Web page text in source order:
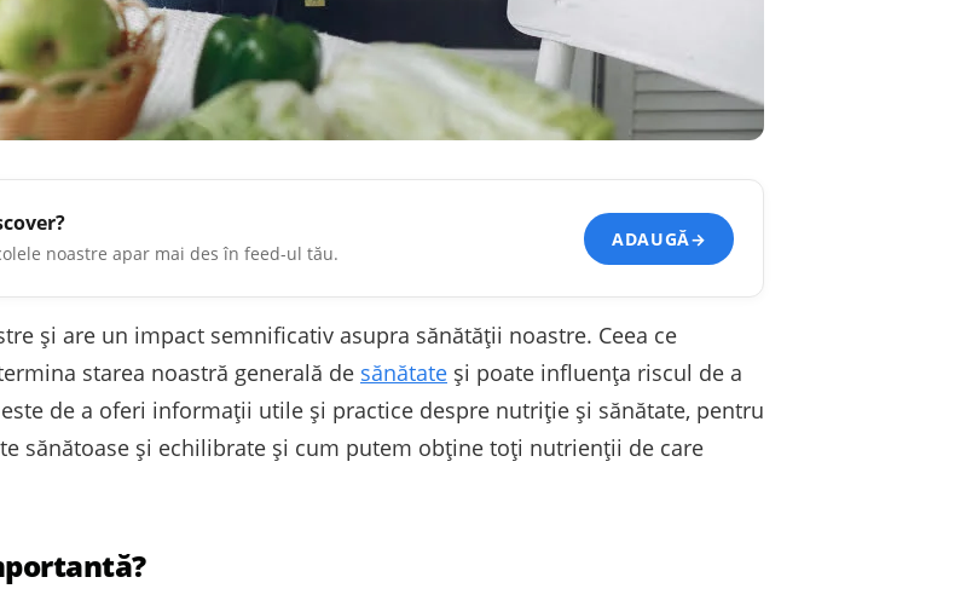
noastre apar mai des în feed-ul tău.
ADAUGĂ→
și are un impact semnificativ asupra sănătății noastre. Ceea ce
starea noastră generală de sănătate și poate influența riscul de a
de a oferi informații utile și practice despre nutriție și sănătate, pentru
sănătoase și echilibrate și cum putem obține toți nutrienții de care